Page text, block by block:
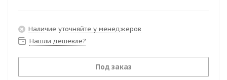
Наличие уточняйте у менеджеров
Нашли дешевле?
Под заказ